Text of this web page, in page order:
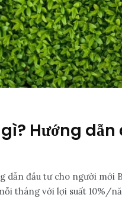
Hướng dẫn
dẫn đầu tư cho người mới
tháng với lợi suất 10%/